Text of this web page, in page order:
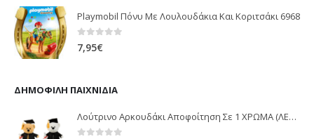
Playmobil Πόνυ Με Λουλουδάκια Και Κοριτσάκι 6968
0out of 5
7,95€
ΔΗΜΟΦΙΛΉ ΠΑΙΧΝΊΔΙΑ
Λούτρινο Αρκουδάκι Αποφοίτηση Σε 1 ΧΡΩΜΑ (ΛΕΥΚΟ)25Εκ 1850